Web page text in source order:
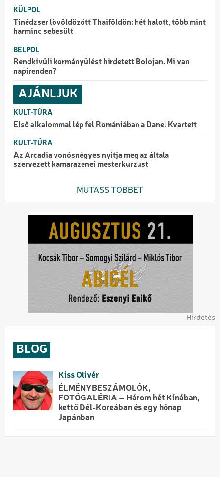
KÜLPOL
Tinédzser lövöldözött Thaiföldön: hét halott, több mint
harminc sebesült
BELPOL
Rendkívüli kormányülést hirdetett Bolojan. Mi van
napirenden?
AJÁNLJUK
KULT-TÚRA
Első alkalommal lép fel Romániában a Danel Kvartett
KULT-TÚRA
Az Arcadia vonósnégyes nyitja meg az általa
szervezett kamarazenei mesterkurzust
MUTASS TÖBBET
Hirdetés
BLOG
Kiss Olivér
ÉLMÉNYBESZÁMOLÓK,
FOTÓGALÉRIA – Három hét Kínában,
kettő Dél-Koreában és egy hónap
Japánban